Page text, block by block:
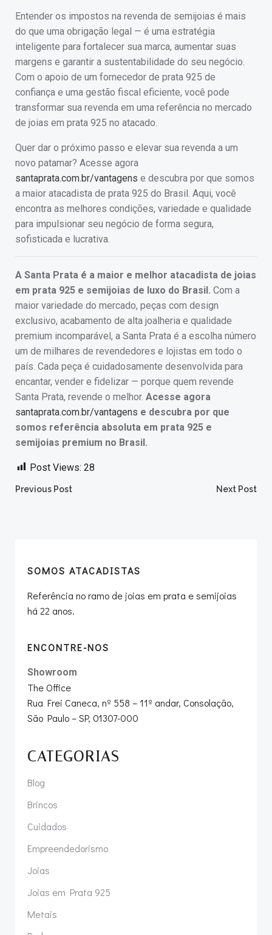
Entender os impostos na revenda de semijoias é mais
do que uma obrigação legal — é uma estratégia
inteligente para fortalecer sua marca, aumentar suas
margens e garantir a sustentabilidade do seu negócio.
Com o apoio de um fornecedor de prata 925 de
confiança e uma gestão fiscal eficiente, você pode
transformar sua revenda em uma referência no mercado
de joias em prata 925 no atacado.
Quer dar o próximo passo e elevar sua revenda a um
novo patamar? Acesse agora
santaprata.com.br/vantagens e descubra por que somos
a maior atacadista de prata 925 do Brasil. Aqui, você
encontra as melhores condições, variedade e qualidade
para impulsionar seu negócio de forma segura,
sofisticada e lucrativa.
A Santa Prata é a maior e melhor atacadista de joias
em prata 925 e semijoias de luxo do Brasil. Com a
maior variedade do mercado, peças com design
exclusivo, acabamento de alta joalheria e qualidade
premium incomparável, a Santa Prata é a escolha número
um de milhares de revendedores e lojistas em todo o
país. Cada peça é cuidadosamente desenvolvida para
encantar, vender e fidelizar — porque quem revende
Santa Prata, revende o melhor. Acesse agora
santaprata.com.br/vantagens e descubra por que
somos referência absoluta em prata 925 e
semijoias premium no Brasil.
Post Views: 28
Post
Previous Post Next Post
SOMOS ATACADISTAS
Referência no ramo de joias em prata e semijoias
há 22 anos.
ENCONTRE-NOS
Showroom
The Office
Rua Frei Caneca, nº 558 – 11º andar, Consolação,
São Paulo – SP, 01307-000
CATEGORIAS
Blog
Brincos
Cuidados
Empreendedorismo
Joias
Joias em Prata 925
Metais